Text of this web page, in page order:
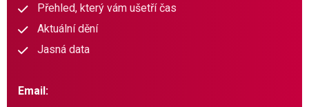
Přehled, který vám ušetří čas
Aktuální dění
Jasná data
Email: